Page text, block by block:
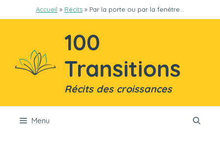
au
Accueil » Récits » Par la porte ou par la fenêtre…
100
Transitions
Récits des croissances
Menu